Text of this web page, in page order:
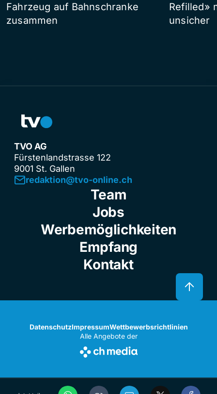
Fahrzeug auf Bahnschranke
zusammen
Refilled»
unsicher
TVO AG
Fürstenlandstrasse 122
9001 St. Gallen
redaktion@tvo-online.ch
Team
Jobs
Werbemöglichkeiten
Empfang
Kontakt
DatenschutzImpressumWettbewerbsrichtlinien
Alle Angebote der